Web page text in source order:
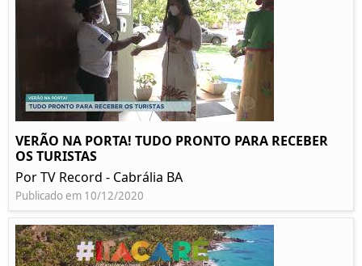
VERÃO NA PORTA! TUDO PRONTO PARA RECEBER
OS TURISTAS
Por TV Record - Cabrália BA
Publicado em 10/12/2020